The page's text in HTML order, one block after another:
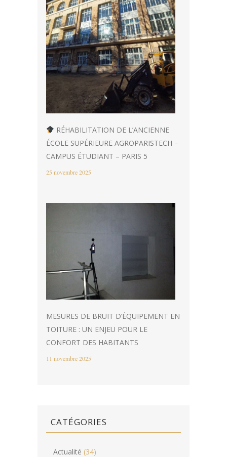
RÉHABILITATION DE L’ANCIENNE
ÉCOLE SUPÉRIEURE AGROPARISTECH –
CAMPUS ÉTUDIANT – PARIS 5
25 novembre 2025
MESURES DE BRUIT D’ÉQUIPEMENT EN
TOITURE : UN ENJEU POUR LE
CONFORT DES HABITANTS
11 novembre 2025
CATÉGORIES
Actualité (34)